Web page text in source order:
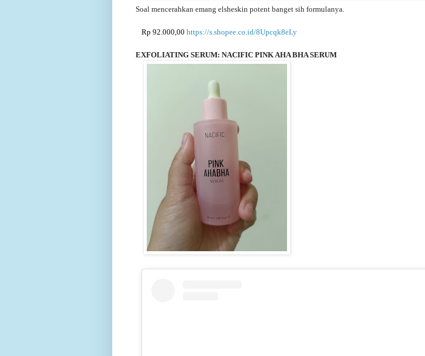
Soal mencerahkan emang elsheskin potent banget sih formulanya.
Rp 92.000,00 https://s.shopee.co.id/8Upcqk8eLy
EXFOLIATING SERUM: NACIFIC PINK AHA BHA SERUM